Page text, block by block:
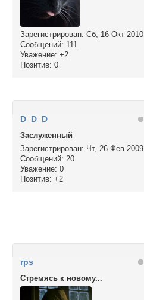
Зарегистрирован: Сб, 16 Окт 2010
Сообщений: 111
Уважение: +2
Позитив: 0
D_D_D
Заслуженный
Зарегистрирован: Чт, 26 Фев 2009
Сообщений: 20
Уважение: 0
Позитив: +2
rps
Стремясь к новому...